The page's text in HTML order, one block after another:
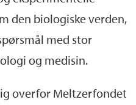
her
den biologiske verden,
med stor
og medisin.
overfor Meltzerfondet